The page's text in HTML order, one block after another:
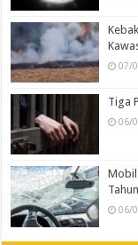
07/
Tiga
06/
Mobil
06/